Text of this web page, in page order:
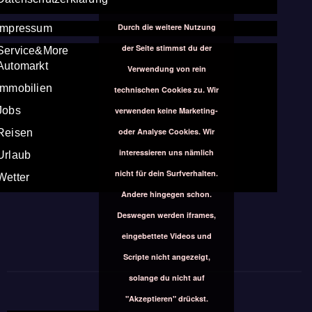
Durch die weitere Nutzung
der Seite stimmst du der
Verwendung von rein
technischen Cookies zu. Wir
verwenden keine Marketing-
oder Analyse Cookies. Wir
interessieren uns nämlich
nicht für dein Surfverhalten.
Andere hingegen schon.
Deswegen werden iframes,
eingebettete Videos und
Scripte nicht angezeigt,
solange du nicht auf
"Akzeptieren" drückst.